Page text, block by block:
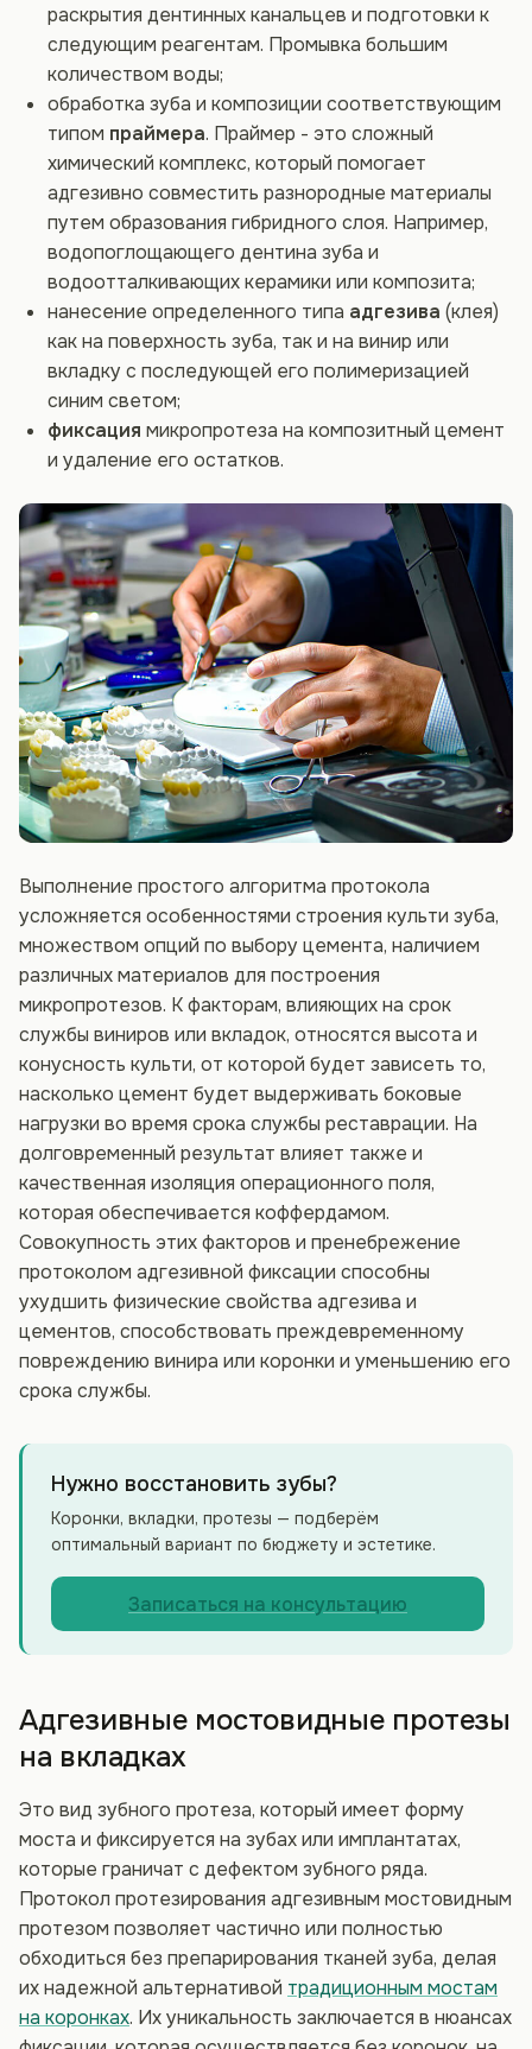
раскрытия дентинных канальцев и подготовки к
следующим реагентам. Промывка большим
количеством воды;
обработка зуба и композиции соответствующим
типом праймера. Праймер - это сложный
химический комплекс, который помогает
адгезивно совместить разнородные материалы
путем образования гибридного слоя. Например,
водопоглощающего дентина зуба и
водоотталкивающих керамики или композита;
нанесение определенного типа адгезива (клея)
как на поверхность зуба, так и на винир или
вкладку с последующей его полимеризацией
синим светом;
фиксация микропротеза на композитный цемент
и удаление его остатков.
Выполнение простого алгоритма протокола
усложняется особенностями строения культи зуба,
множеством опций по выбору цемента, наличием
различных материалов для построения
микропротезов. К факторам, влияющих на срок
службы виниров или вкладок, относятся высота и
конусность культи, от которой будет зависеть то,
насколько цемент будет выдерживать боковые
нагрузки во время срока службы реставрации. На
долговременный результат влияет также и
качественная изоляция операционного поля,
которая обеспечивается коффердамом.
Совокупность этих факторов и пренебрежение
протоколом адгезивной фиксации способны
ухудшить физические свойства адгезива и
цементов, способствовать преждевременному
повреждению винира или коронки и уменьшению его
срока службы.
Нужно восстановить зубы?
Коронки, вкладки, протезы — подберём
оптимальный вариант по бюджету и эстетике.
Записаться на консультацию
Адгезивные мостовидные протезы
на вкладках
Это вид зубного протеза, который имеет форму
моста и фиксируется на зубах или имплантатах,
которые граничат с дефектом зубного ряда.
Протокол протезирования адгезивным мостовидным
протезом позволяет частично или полностью
обходиться без препарирования тканей зуба, делая
их надежной альтернативой традиционным мостам
на коронках. Их уникальность заключается в нюансах